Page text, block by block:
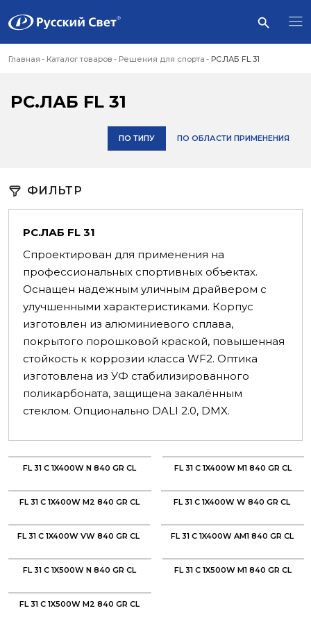
Главная Каталог товаров Решения для спорта РС.ЛАБ FL 31
РС.ЛАБ FL 31
ПО ТИПУ ПО ОБЛАСТИ ПРИМЕНЕНИЯ
ФИЛЬТР
РС.ЛАБ FL 31
Спроектирован для применения на
профессиональных спортивных объектах.
Оснащен надежным уличным драйвером с
улучшенными характеристиками. Корпус
изготовлен из алюминиевого сплава,
покрытого порошковой краской, повышенная
стойкость к коррозии класса WF2. Оптика
изготовлена из УФ стабилизированного
поликарбоната, защищена закалённым
стеклом. Опционально DALI 2.0, DMX.
FL 31 C 1X400W N 840 GR CL FL 31 C 1X400W M1 840 GR CL
FL 31 C 1X400W M2 840 GR CL FL 31 C 1X400W W 840 GR CL
FL 31 C 1X400W VW 840 GR CL FL 31 C 1X400W AM1 840 GR CL
FL 31 C 1X500W N 840 GR CL FL 31 C 1X500W M1 840 GR CL
FL 31 C 1X500W M2 840 GR CL